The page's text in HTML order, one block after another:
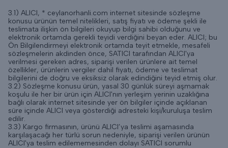
3.1) ALICI, * ceylanorhanli.com internet sitesinde sözleşme
konusu ürünün temel nitelikleri, satış fiyatı ve ödeme şekli ile
teslimata ilişkin ön bilgileri okuyup bilgi sahibi olduğunu ve
elektronik ortamda gerekli teyidi verdiğini beyan eder. ALICI; bu
Ön Bilgilendirmeyi elektronik ortamda teyit etmekle, mesafeli
sözleşmelerin akdinden önce, SATICI tarafından ALICI'ya
verilmesi gereken adres, siparişi verilen ürünlere ait temel
özellikler, ürünlerin vergiler dahil fiyatı, ödeme ve teslimat
bilgilerini de doğru ve eksiksiz olarak edindiğini teyid etmiş olur.
3.2) Sözleşme konusu ürün, yasal 30 günlük süreyi aşmamak
koşulu ile her bir ürün için ALICI'nın yerleşim yerinin uzaklığına
bağlı olarak internet sitesinde yer ön bilgiler içinde açıklanan
süre içinde ALICI veya gösterdiği adresteki kişi/kuruluşa teslim
edilir.
3.3) Kargo firmasının, ürünü ALICI’ya teslimi aşamasında
karşılaşacağı her türlü sorun nedeniyle, siparişi verilen ürünün
ALICI'ya teslim edilememesinden dolayı SATICI sorumlu